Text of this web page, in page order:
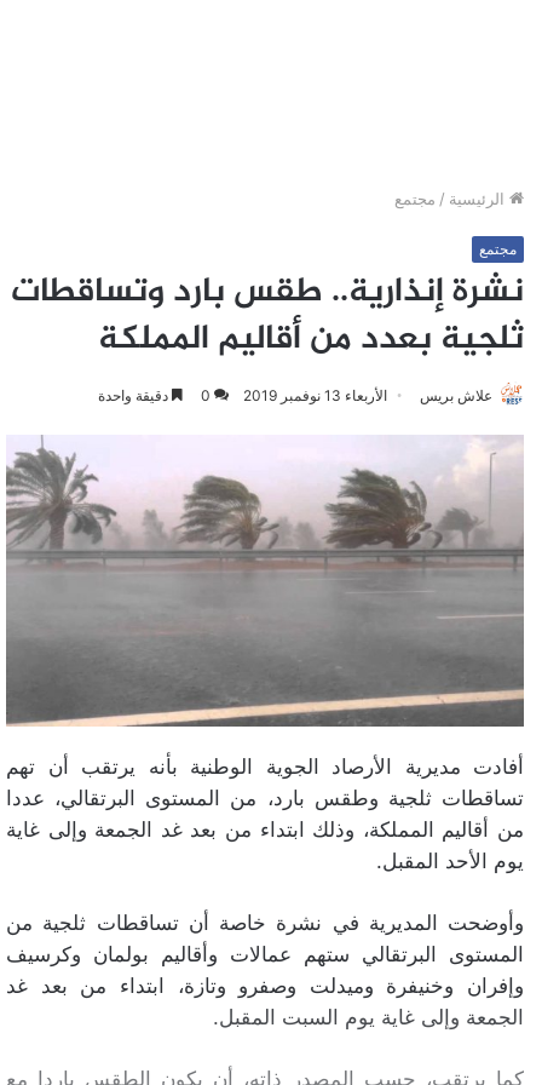
الرئيسية / مجتمع
مجتمع
نشرة إنذارية.. طقس بارد وتساقطات
ثلجية بعدد من أقاليم المملكة
علاش بريس الأربعاء 13 نوفمبر 2019 0 دقيقة واحدة
أفادت مديرية الأرصاد الجوية الوطنية بأنه يرتقب أن تهم
تساقطات ثلجية وطقس بارد، من المستوى البرتقالي، عددا
من أقاليم المملكة، وذلك ابتداء من بعد غد الجمعة وإلى غاية
يوم الأحد المقبل.
وأوضحت المديرية في نشرة خاصة أن تساقطات ثلجية من
المستوى البرتقالي ستهم عمالات وأقاليم بولمان وكرسيف
وإفران وخنيفرة وميدلت وصفرو وتازة، ابتداء من بعد غد
الجمعة وإلى غاية يوم السبت المقبل.
كما يرتقب، حسب المصدر ذاته، أن يكون الطقس باردا مع